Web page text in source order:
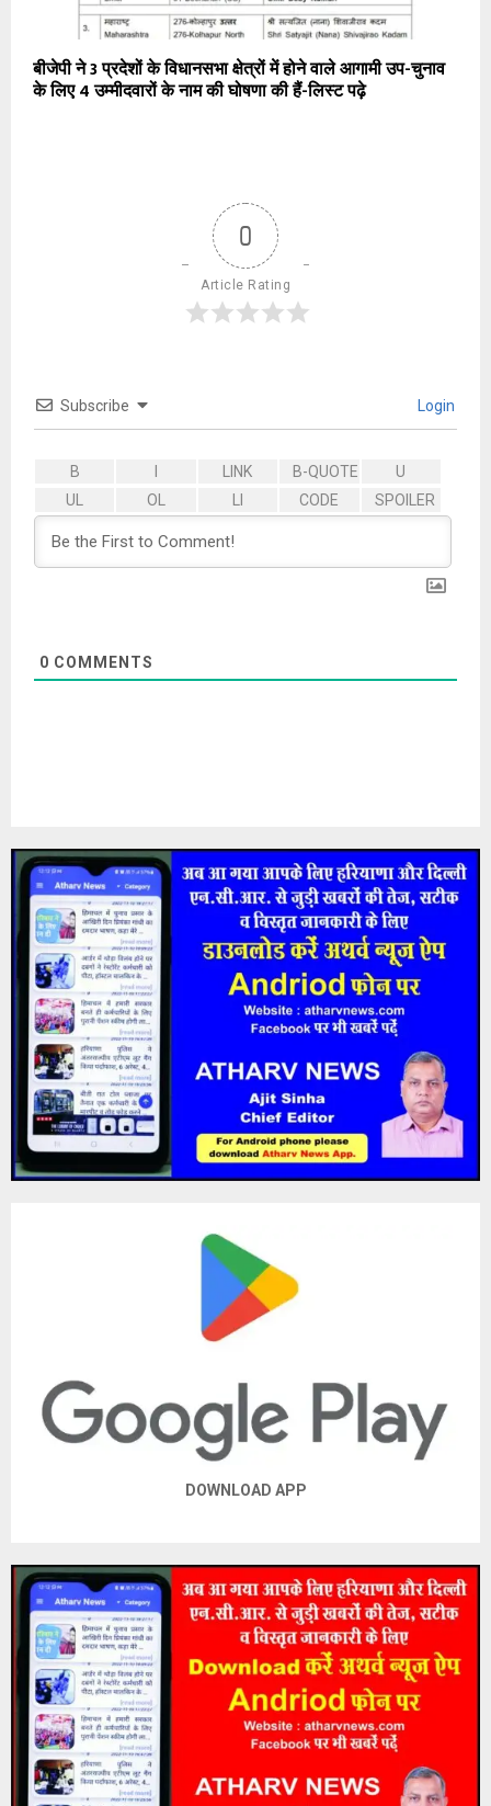
बीजेपी ने 3 प्रदेशों के विधानसभा क्षेत्रों में होने वाले आगामी उप-चुनाव
के लिए 4 उम्मीदवारों के नाम की घोषणा की हैं-लिस्ट पढ़े
0
Article Rating
Subscribe Login
0 COMMENTS
DOWNLOAD APP